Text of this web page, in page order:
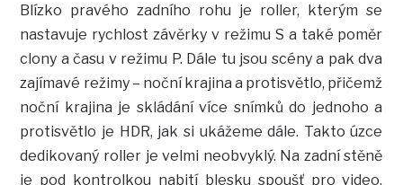
Blízko pravého zadního rohu je roller, kterým se
nastavuje rychlost závěrky v režimu S a také poměr
clony a času v režimu P. Dále tu jsou scény a pak dva
zajímavé režimy – noční krajina a protisvětlo, přičemž
noční krajina je skládání více snímků do jednoho a
protisvětlo je HDR, jak si ukážeme dále. Takto úzce
dedikovaný roller je velmi neobvyklý. Na zadní stěně
je pod kontrolkou nabití blesku spoušť pro video.